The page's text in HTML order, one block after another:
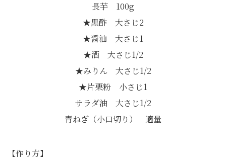
長芋 100g
★黒酢 大さじ2
★醤油 大さじ1
★酒 大さじ1/2
★みりん 大さじ1/2
★片栗粉 小さじ1
サラダ油 大さじ1/2
青ねぎ（小口切り） 適量
【作り方】